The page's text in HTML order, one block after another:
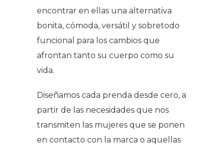
encontrar en ellas una alternativa
bonita, cómoda, versátil y sobretodo
funcional para los cambios que
afrontan tanto su cuerpo como su
vida.
Diseñamos cada prenda desde cero, a
partir de las necesidades que nos
transmiten las mujeres que se ponen
en contacto con la marca o aquellas